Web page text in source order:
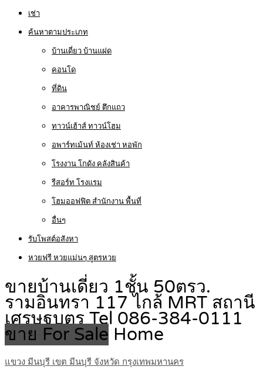
เช่า
ค้นหาตามประเภท
บ้านเดี่ยว บ้านแฝด
คอนโด
ที่ดิน
อาคารพาณิชย์ ตึกแถว
ทาวน์เฮ้าส์ ทาวน์โฮม
อพาร์ทเม้นท์ ห้องเช่า หอพัก
โรงงาน โกดัง คลังสินค้า
รีสอร์ท โรงแรม
โฮมออฟฟิต สำนักงาน พื้นที่
อื่นๆ
รับโพสต์อสังหา
หวยฟรี หวยแม่นๆ สูตรหวย
ขายบ้านเดี่ยว 1ชั้น 50ตรว.
รามอินทรา 117 ไกล้ MRT สถานี
เศรษฐบุตร Tel 086-384-0111
ขาย For Sale Home
แขวง มีนบุรี เขต มีนบุรี จังหวัด กรุงเทพมหานคร